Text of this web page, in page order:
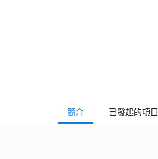
簡介 已發起的項目